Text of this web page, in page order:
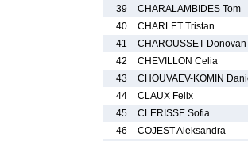
39
CHARALAMBIDES Tom
40
CHARLET Tristan
41
CHAROUSSET Donovan
42
CHEVILLON Celia
43
CHOUVAEV-KOMIN
44
CLAUX Felix
45
CLERISSE Sofia
46
COJEST Aleksandra